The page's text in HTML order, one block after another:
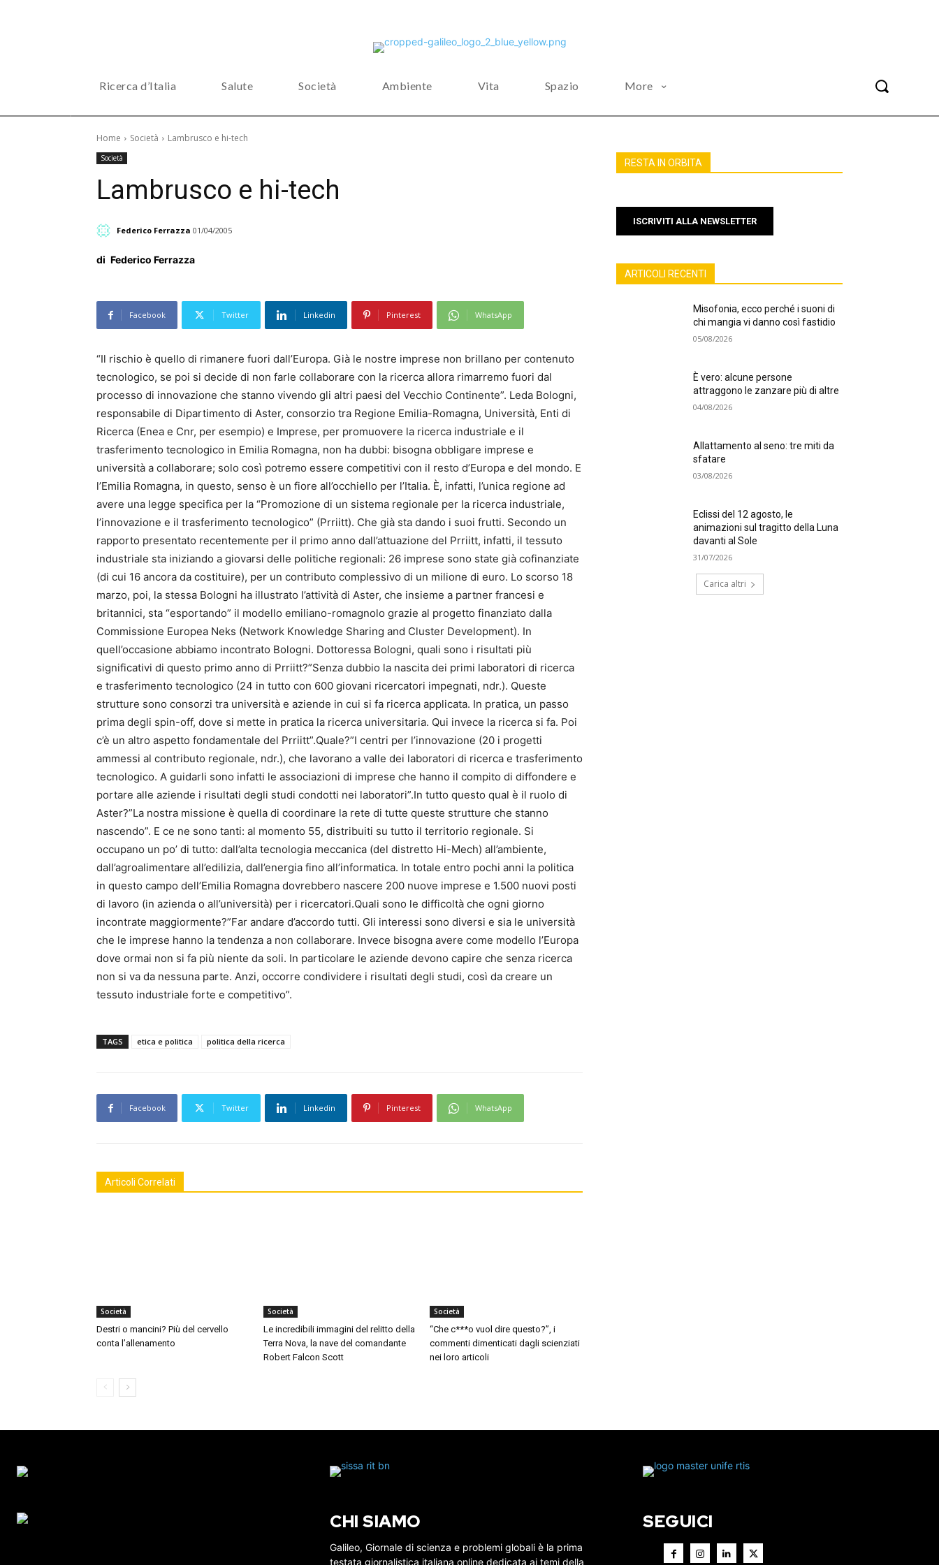
Ricerca d’Italia Salute Società Ambiente Vita Spazio More
Home Società Lambrusco e hi-tech
Società
Lambrusco e hi-tech
Federico Ferrazza 01/04/2005
di Federico Ferrazza
Facebook Twitter Linkedin Pinterest WhatsApp
“Il rischio è quello di rimanere fuori dall’Europa. Già le nostre imprese non brillano per contenuto
tecnologico, se poi si decide di non farle collaborare con la ricerca allora rimarremo fuori dal
processo di innovazione che stanno vivendo gli altri paesi del Vecchio Continente”. Leda Bologni,
responsabile di Dipartimento di Aster, consorzio tra Regione Emilia-Romagna, Università, Enti di
Ricerca (Enea e Cnr, per esempio) e Imprese, per promuovere la ricerca industriale e il
trasferimento tecnologico in Emilia Romagna, non ha dubbi: bisogna obbligare imprese e
università a collaborare; solo così potremo essere competitivi con il resto d’Europa e del mondo. E
l’Emilia Romagna, in questo, senso è un fiore all’occhiello per l’Italia. È, infatti, l’unica regione ad
avere una legge specifica per la “Promozione di un sistema regionale per la ricerca industriale,
l’innovazione e il trasferimento tecnologico” (Prriitt). Che già sta dando i suoi frutti. Secondo un
rapporto presentato recentemente per il primo anno dall’attuazione del Prriitt, infatti, il tessuto
industriale sta iniziando a giovarsi delle politiche regionali: 26 imprese sono state già cofinanziate
(di cui 16 ancora da costituire), per un contributo complessivo di un milione di euro. Lo scorso 18
marzo, poi, la stessa Bologni ha illustrato l’attività di Aster, che insieme a partner francesi e
britannici, sta “esportando” il modello emiliano-romagnolo grazie al progetto finanziato dalla
Commissione Europea Neks (Network Knowledge Sharing and Cluster Development). In
quell’occasione abbiamo incontrato Bologni. Dottoressa Bologni, quali sono i risultati più
significativi di questo primo anno di Prriitt?”Senza dubbio la nascita dei primi laboratori di ricerca
e trasferimento tecnologico (24 in tutto con 600 giovani ricercatori impegnati, ndr.). Queste
strutture sono consorzi tra università e aziende in cui si fa ricerca applicata. In pratica, un passo
prima degli spin-off, dove si mette in pratica la ricerca universitaria. Qui invece la ricerca si fa. Poi
c’è un altro aspetto fondamentale del Prriitt”.Quale?”I centri per l’innovazione (20 i progetti
ammessi al contributo regionale, ndr.), che lavorano a valle dei laboratori di ricerca e trasferimento
tecnologico. A guidarli sono infatti le associazioni di imprese che hanno il compito di diffondere e
portare alle aziende i risultati degli studi condotti nei laboratori”.In tutto questo qual è il ruolo di
Aster?”La nostra missione è quella di coordinare la rete di tutte queste strutture che stanno
nascendo”. E ce ne sono tanti: al momento 55, distribuiti su tutto il territorio regionale. Si
occupano un po’ di tutto: dall’alta tecnologia meccanica (del distretto Hi-Mech) all’ambiente,
dall’agroalimentare all’edilizia, dall’energia fino all’informatica. In totale entro pochi anni la politica
in questo campo dell’Emilia Romagna dovrebbero nascere 200 nuove imprese e 1.500 nuovi posti
di lavoro (in azienda o all’università) per i ricercatori.Quali sono le difficoltà che ogni giorno
incontrate maggiormente?”Far andare d’accordo tutti. Gli interessi sono diversi e sia le università
che le imprese hanno la tendenza a non collaborare. Invece bisogna avere come modello l’Europa
dove ormai non si fa più niente da soli. In particolare le aziende devono capire che senza ricerca
non si va da nessuna parte. Anzi, occorre condividere i risultati degli studi, così da creare un
tessuto industriale forte e competitivo”.
TAGS etica e politica politica della ricerca
Facebook Twitter Linkedin Pinterest WhatsApp
Articoli Correlati
Società
Destri o mancini? Più del cervello
conta l’allenamento
Società
Le incredibili immagini del relitto della
Terra Nova, la nave del comandante
Robert Falcon Scott
Società
“Che c***o vuol dire questo?”, i
commenti dimenticati dagli scienziati
nei loro articoli
RESTA IN ORBITA
ISCRIVITI ALLA NEWSLETTER
ARTICOLI RECENTI
Misofonia, ecco perché i suoni di
chi mangia vi danno così fastidio
05/08/2026
È vero: alcune persone
attraggono le zanzare più di altre
04/08/2026
Allattamento al seno: tre miti da
sfatare
03/08/2026
Eclissi del 12 agosto, le
animazioni sul tragitto della Luna
davanti al Sole
31/07/2026
Carica altri
CHI SIAMO
Galileo, Giornale di scienza e problemi globali è la prima
testata giornalistica italiana online dedicata ai temi della
SEGUICI